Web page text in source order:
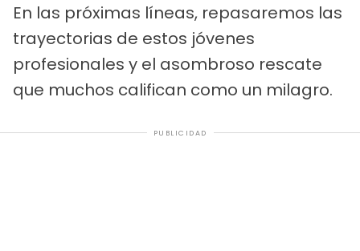
En las próximas líneas, repasaremos las
trayectorias de estos jóvenes
profesionales y el asombroso rescate
que muchos califican como un milagro.
PUBLICIDAD